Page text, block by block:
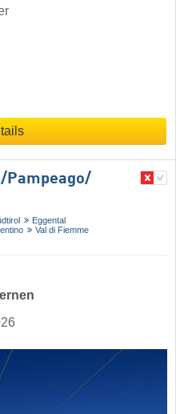
​Pampeago/​
Eggental
Val di Fiemme